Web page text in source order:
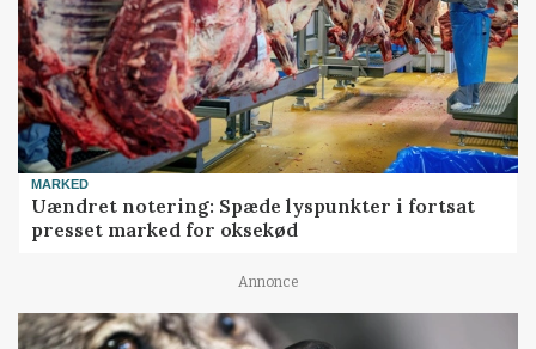
MARKED
Uændret notering: Spæde lyspunkter i fortsat
presset marked for oksekød
Annonce